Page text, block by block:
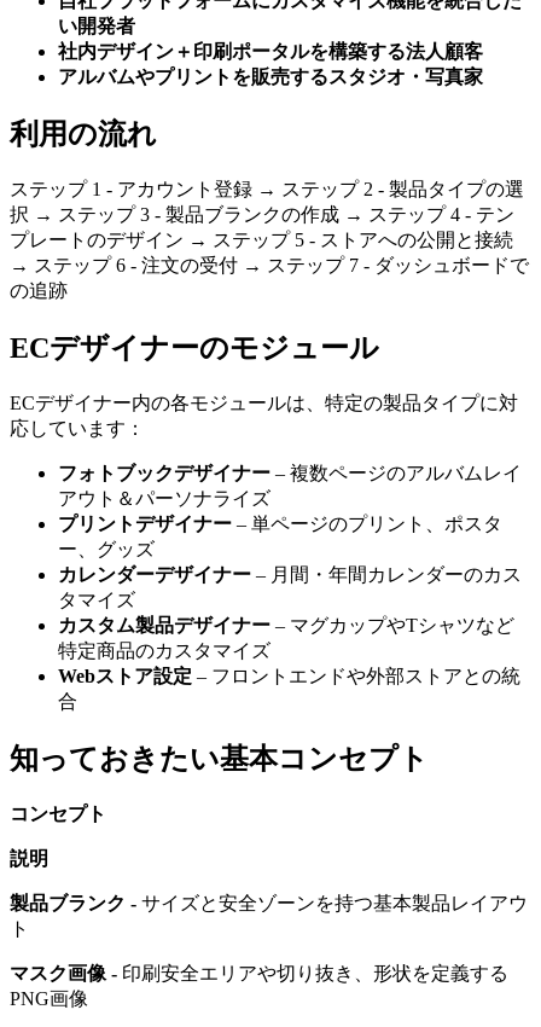
い開発者
社内デザイン＋印刷ポータルを構築する法人顧客
アルバムやプリントを販売するスタジオ・写真家
利用の流れ
ステップ 1 - アカウント登録 → ステップ 2 - 製品タイプの選
択 → ステップ 3 - 製品ブランクの作成 → ステップ 4 - テン
プレートのデザイン → ステップ 5 - ストアへの公開と接続
→ ステップ 6 - 注文の受付 → ステップ 7 - ダッシュボードで
の追跡
ECデザイナーのモジュール
ECデザイナー内の各モジュールは、特定の製品タイプに対
応しています：
フォトブックデザイナー – 複数ページのアルバムレイ
アウト＆パーソナライズ
プリントデザイナー – 単ページのプリント、ポスタ
ー、グッズ
カレンダーデザイナー – 月間・年間カレンダーのカス
タマイズ
カスタム製品デザイナー – マグカップやTシャツなど
特定商品のカスタマイズ
Webストア設定 – フロントエンドや外部ストアとの統
合
知っておきたい基本コンセプト
コンセプト
説明
製品ブランク - サイズと安全ゾーンを持つ基本製品レイアウ
ト
マスク画像 - 印刷安全エリアや切り抜き、形状を定義する
PNG画像